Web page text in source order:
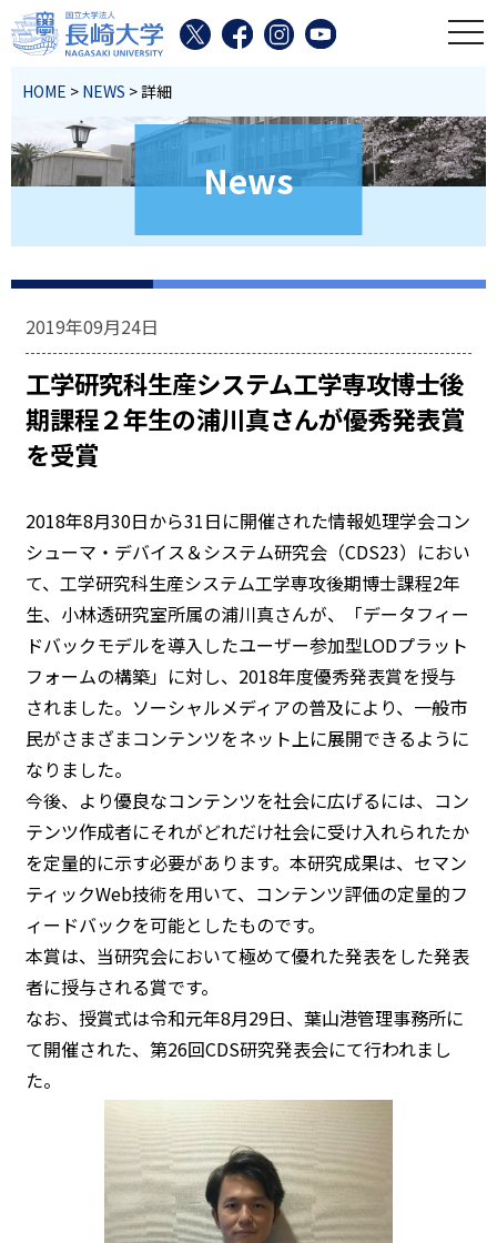
HOME > NEWS > 詳細
News
2019年09月24日
工学研究科生産システム工学専攻博士後
期課程２年生の浦川真さんが優秀発表賞
を受賞
2018年8月30日から31日に開催された情報処理学会コン
シューマ・デバイス＆システム研究会（CDS23）におい
て、工学研究科生産システム工学専攻後期博士課程2年
生、小林透研究室所属の浦川真さんが、「データフィー
ドバックモデルを導入したユーザー参加型LODプラット
フォームの構築」に対し、2018年度優秀発表賞を授与
されました。ソーシャルメディアの普及により、一般市
民がさまざまコンテンツをネット上に展開できるように
なりました。
今後、より優良なコンテンツを社会に広げるには、コン
テンツ作成者にそれがどれだけ社会に受け入れられたか
を定量的に示す必要があります。本研究成果は、セマン
ティックWeb技術を用いて、コンテンツ評価の定量的フ
ィードバックを可能としたものです。
本賞は、当研究会において極めて優れた発表をした発表
者に授与される賞です。
なお、授賞式は令和元年8月29日、葉山港管理事務所に
て開催された、第26回CDS研究発表会にて行われまし
た。